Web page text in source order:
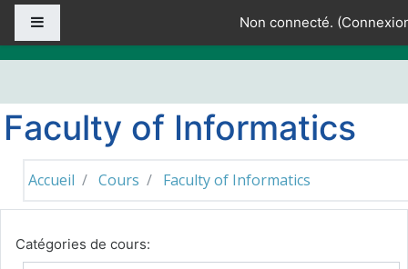
Passer au contenu principal
Non connecté. (
Faculty of Informatics
Accueil Cours Faculty of Informatics
Catégories de cours: